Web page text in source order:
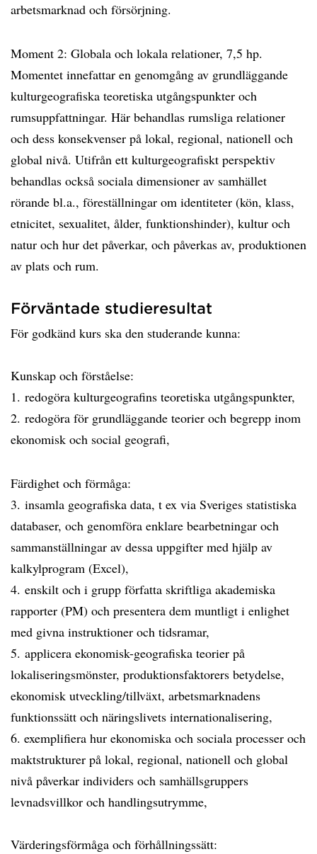
arbetsmarknad och försörjning.
Moment 2: Globala och lokala relationer, 7,5 hp.
Momentet innefattar en genomgång av grundläggande
kulturgeografiska teoretiska utgångspunkter och
rumsuppfattningar. Här behandlas rumsliga relationer
och dess konsekvenser på lokal, regional, nationell och
global nivå. Utifrån ett kulturgeografiskt perspektiv
behandlas också sociala dimensioner av samhället
rörande bl.a., föreställningar om identiteter (kön, klass,
etnicitet, sexualitet, ålder, funktionshinder), kultur och
natur och hur det påverkar, och påverkas av, produktionen
av plats och rum.
Förväntade studieresultat
För godkänd kurs ska den studerande kunna:
Kunskap och förståelse:
1. redogöra kulturgeografins teoretiska utgångspunkter,
2. redogöra för grundläggande teorier och begrepp inom
ekonomisk och social geografi,
Färdighet och förmåga:
3. insamla geografiska data, t ex via Sveriges statistiska
databaser, och genomföra enklare bearbetningar och
sammanställningar av dessa uppgifter med hjälp av
kalkylprogram (Excel),
4. enskilt och i grupp författa skriftliga akademiska
rapporter (PM) och presentera dem muntligt i enlighet
med givna instruktioner och tidsramar,
5. applicera ekonomisk-geografiska teorier på
lokaliseringsmönster, produktionsfaktorers betydelse,
ekonomisk utveckling/tillväxt, arbetsmarknadens
funktionssätt och näringslivets internationalisering,
6. exemplifiera hur ekonomiska och sociala processer och
maktstrukturer på lokal, regional, nationell och global
nivå påverkar individers och samhällsgruppers
levnadsvillkor och handlingsutrymme,
Värderingsförmåga och förhållningssätt: